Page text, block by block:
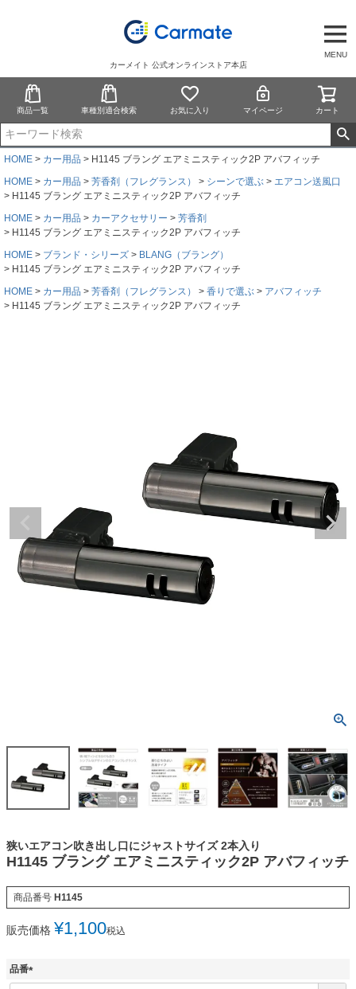
MENU
カーメイト 公式オンラインストア本店
商品一覧 車種別適合検索 お気に入り マイページ カート
HOME カー用品
H1145 ブラング エアミニスティック2P アバフィッチ
HOME
カー用品 芳香剤（フレグランス） シーンで選ぶ
エアコン送風口
H1145 ブラング エアミニスティック2P アバフィッチ
HOME
カー用品 カーアクセサリー
芳香剤
H1145 ブラング エアミニスティック2P アバフィッチ
HOME
ブランド・シリーズ
BLANG（ブラング）
H1145 ブラング エアミニスティック2P アバフィッチ
HOME
カー用品 芳香剤（フレグランス） 香りで選ぶ
アバフィッチ
H1145 ブラング エアミニスティック2P アバフィッチ
狭いエアコン吹き出し口にジャストサイズ 2本入り
H1145 ブラング エアミニスティック2P アバフィッチ
商品番号 H1145
販売価格 ¥1,100税込
品番
(